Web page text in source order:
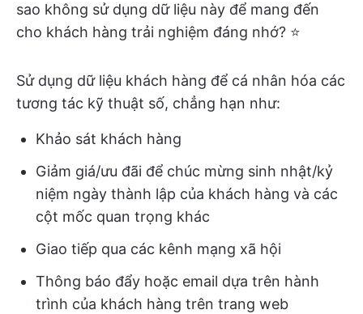
sao không sử dụng dữ liệu này để mang đến
cho khách hàng trải nghiệm đáng nhớ? ⭐
Sử dụng dữ liệu khách hàng để cá nhân hóa các
tương tác kỹ thuật số, chẳng hạn như:
Khảo sát khách hàng
Giảm giá/ưu đãi để chúc mừng sinh nhật/kỷ
niệm ngày thành lập của khách hàng và các
cột mốc quan trọng khác
Giao tiếp qua các kênh mạng xã hội
Thông báo đẩy hoặc email dựa trên hành
trình của khách hàng trên trang web